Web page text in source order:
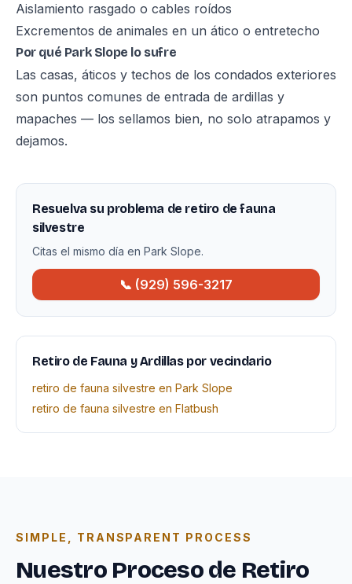
Aislamiento rasgado o cables roídos
Excrementos de animales en un ático o entretecho
Por qué Park Slope lo sufre
Las casas, áticos y techos de los condados exteriores
son puntos comunes de entrada de ardillas y
mapaches — los sellamos bien, no solo atrapamos y
dejamos.
Resuelva su problema de retiro de fauna
silvestre
Citas el mismo día en Park Slope.
📞 (929) 596-3217
Retiro de Fauna y Ardillas por vecindario
retiro de fauna silvestre en Park Slope
retiro de fauna silvestre en Flatbush
SIMPLE, TRANSPARENT PROCESS
Nuestro Proceso de Retiro